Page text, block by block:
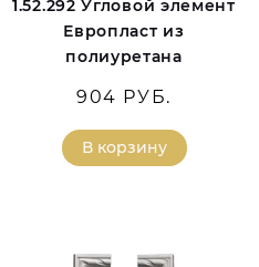
1.52.292 Угловой элемент
Европласт из
полиуретана
904 РУБ.
В корзину